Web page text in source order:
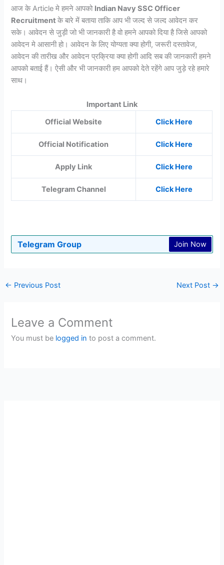
आज के Article मे हमने आपको Indian Navy SSC Officer
Recruitmentके बारे में बताया ताकि आप भी जल्द से जल्द आवेदन कर
सके। आवेदन से जुड़ी जो भी जानकारी है वो हमने आपको दिया है जिसे आपको
आवेदन मे आसानी हो। आवेदन के लिए योग्यता क्या होगी, जरूरी दस्तावेज,
आवेदन की तारीख और आवेदन प्रक्रिया क्या होगी आदि सब की जानकारी हमने
आपको बताई हैं। ऐसी और भी जानकारी हम आपको देते रहेंगे आप जुड़े रहे हमारे
साथ।
Important Link
Official Website
Click Here
Official Notification Click Here
Apply Link Click Here
Telegram Channel Click Here
Telegram Group Join Now
← Previous Post Next Post →
Leave a Comment
You must be logged in to post a comment.